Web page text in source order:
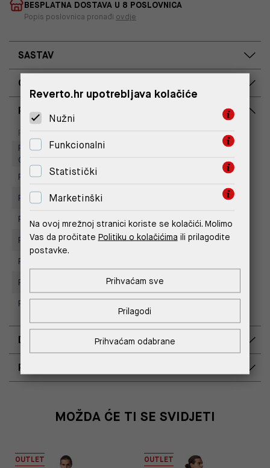
BESPLATNA DOSTAVA U 8 POSLOVNICA
Popis poslovnica pronađi ovdje
SASTAV
OPIS PROIZVODA
RASPOLOŽIVOST PO POSLOVNICAMA
Poslovnica
Replay Outlet Store, Designer
Outlet Croatia
Replay Outlet Store, Split
Replay store, Arena centar
Replay Store, City Center One
Replay Store, Joker Centar
Replay Store, Mall of Split
Replay store, Tower Centar
Replay Store, Supernova Zadar
DOSTAVA
POVRAT I ZAMJENA
MOŽDA ĆE TI SE SVIDJETI
OUTLET
OUTLET
Reverto.hr upotrebljava kolačiće
Nužni
Funkcionalni
Statistički
Marketinški
Na ovoj mrežnoj stranici koriste se kolačići. Molimo
Vas da pročitate Politiku o kolačićima ili prilagodite
postavke.
Prihvaćam odabrane
Prilagodi
Prihvaćam sve